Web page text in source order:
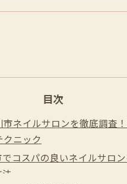
目次
市ネイルサロンを徹底調査
クニック
コスパの良いネイルサロ